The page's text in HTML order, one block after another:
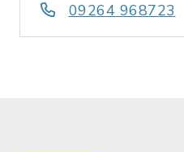
09264 968723